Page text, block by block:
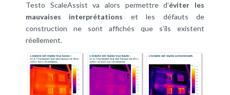
Testo ScaleAssist va alors permettre d'éviter les
mauvaises interprétations et les défauts de
construction ne sont affichés que s’ils existent
réellement.